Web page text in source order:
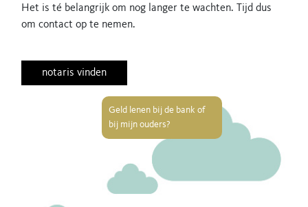
Het is té belangrijk om nog langer te wachten. Tijd dus
om contact op te nemen.
notaris vinden
Geld lenen bij de bank of
bij mijn ouders?